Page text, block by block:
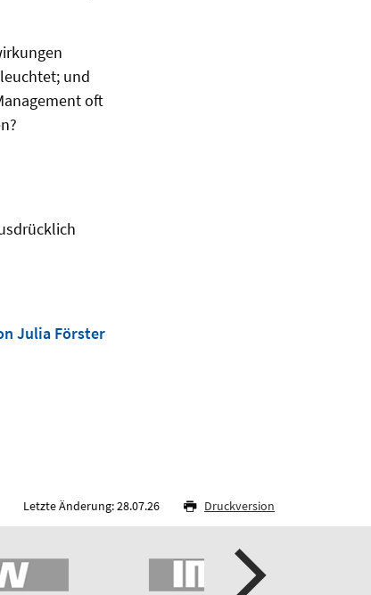
und
oft
Julia Förster
Letzte Änderung: 28.07.26 Druckversion